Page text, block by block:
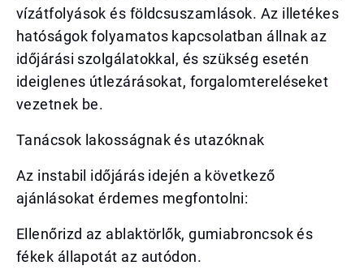
vízátfolyások és földcsuszamlások. Az illetékes
hatóságok folyamatos kapcsolatban állnak az
időjárási szolgálatokkal, és szükség esetén
ideiglenes útlezárásokat, forgalomtereléseket
vezetnek be.
Tanácsok lakosságnak és utazóknak
Az instabil időjárás idején a következő
ajánlásokat érdemes megfontolni:
Ellenőrizd az ablaktörlők, gumiabroncsok és
fékek állapotát az autódon.